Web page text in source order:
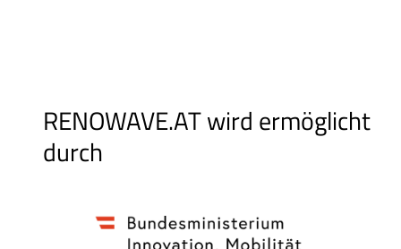
RENOWAVE.AT wird ermöglicht
durch